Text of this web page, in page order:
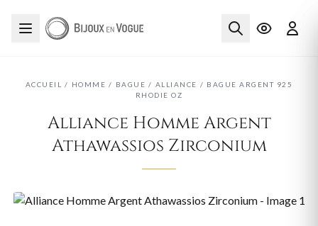
ACCUEIL / HOMME / BAGUE / ALLIANCE / BAGUE ARGENT 925
RHODIE OZ
Alliance Homme Argent
Athawassios Zirconium